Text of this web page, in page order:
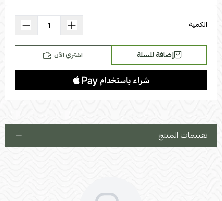
الكمية
إضافة للسلة اشتري الآن
تقييمات المنتج